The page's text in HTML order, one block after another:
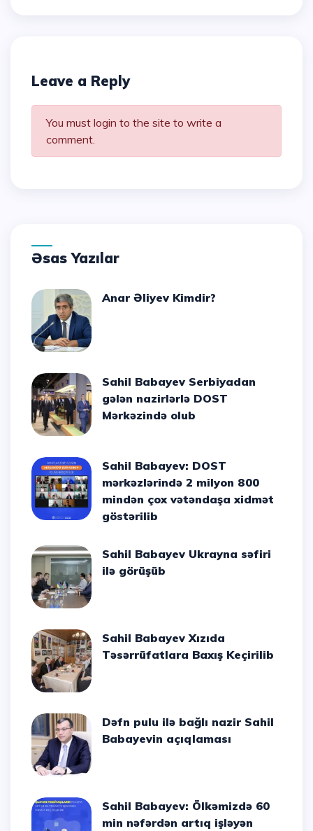
Leave a Reply
You must login to the site to write a
comment.
Əsas Yazılar
Anar Əliyev Kimdir?
Sahil Babayev Serbiyadan
gələn nazirlərlə DOST
Mərkəzində olub
Sahil Babayev: DOST
mərkəzlərində 2 milyon 800
mindən çox vətəndaşa xidmət
göstərilib
Sahil Babayev Ukrayna səfiri
ilə görüşüb
Sahil Babayev Xızıda
Təsərrüfatlara Baxış Keçirilib
Dəfn pulu ilə bağlı nazir Sahil
Babayevin açıqlaması
Sahil Babayev: Ölkəmizdə 60
min nəfərdən artıq işləyən